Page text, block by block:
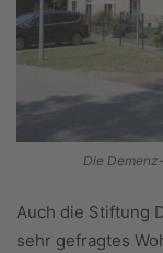
Die
Auch die Stiftung
sehr gefragtes